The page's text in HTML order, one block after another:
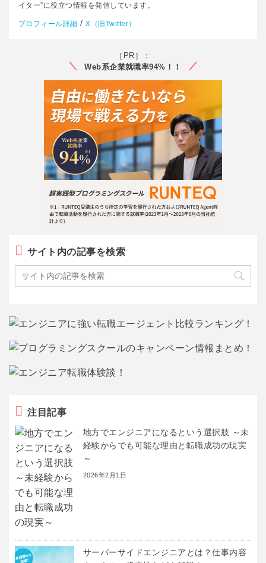
イター”に役立つ情報を発信しています。
プロフィール詳細 /X（旧Twitter）
［PR］：
Web系企業就職率94%！！
サイト内の記事を検索
注目記事
地方でエンジニアになるという選択肢 ～未
経験からでも可能な理由と転職成功の現実
～
2026年2月1日
サーバーサイドエンジニアとは？仕事内容